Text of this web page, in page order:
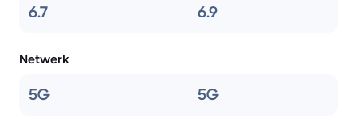
6.7 6.9
Netwerk
5G 5G